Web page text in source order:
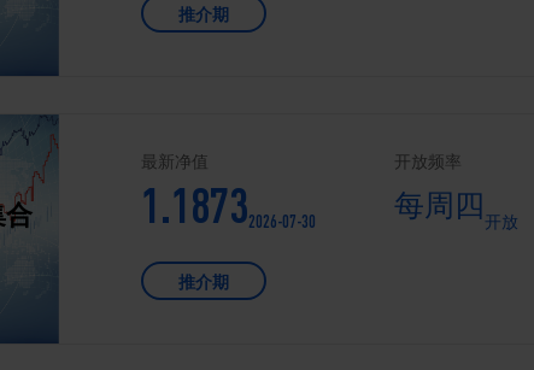
推介期
最新净值
1.18732026-07-30
开放频率
每周四开放
推介期